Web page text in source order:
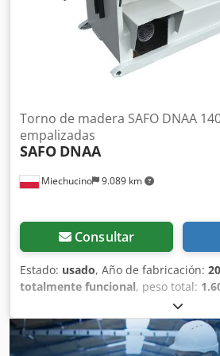
1,5 kW - 3 rodillos de tracción
cuchillas - 3 rodillos de salida de
dimensiones largo/ancho/alto:
Miechucino 9.089 km
Torno de madera SAFO DNAA
empalizadas
SAFO DNAA
Consultar
Estado: usado, Año de fabricación:
totalmente funcional, peso total:
, tipo de corriente
tensión de entrada:400 V, -
producción 2005 - DTR, CE DATOS